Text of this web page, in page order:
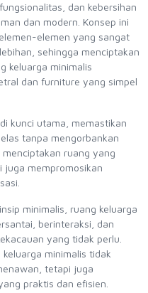
dan kebersihan
dan modern. Konsep ini
elemen yang sangat
sehingga menciptakan
keluarga minimalis
dan furniture yang simpel
kunci utama, memastikan
tanpa mengorbankan
ruang yang
juga mempromosikan
minimalis, ruang keluarga
berinteraksi, dan
yang tidak perlu.
minimalis tidak
tetapi juga
praktis dan efisien.